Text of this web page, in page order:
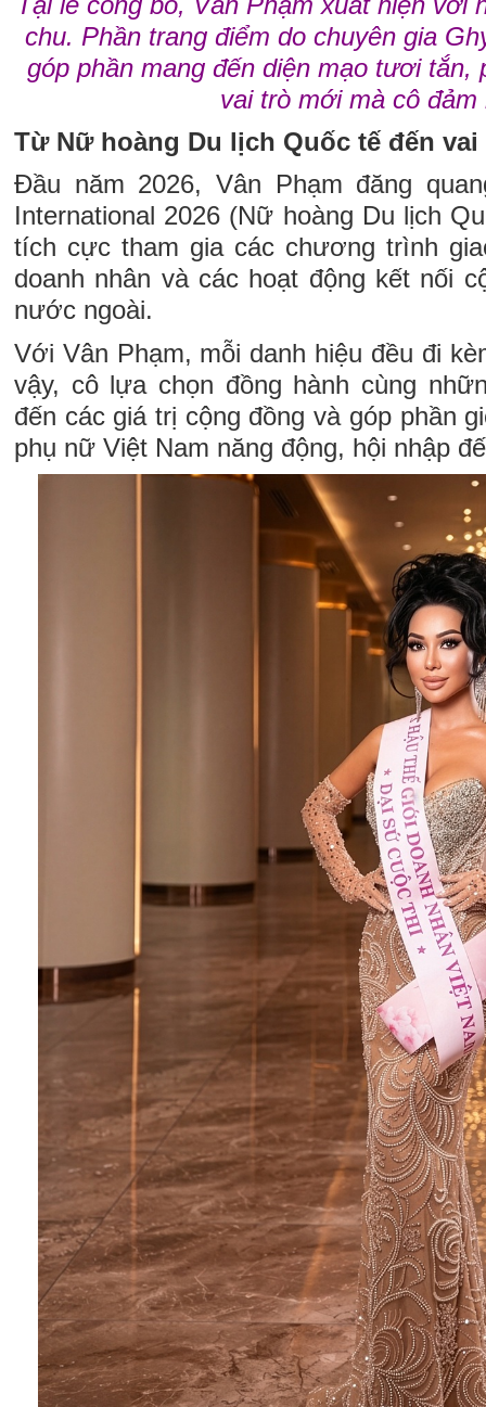
chu. Phần trang điểm do chuyên gia
góp phần mang đến diện mạo tươi
vai trò mới mà cô đảm
Từ Nữ hoàng Du lịch Quốc tế đến
Đầu năm 2026, Vân Phạm đăng
International 2026 (Nữ hoàng Du lịch
tích cực tham gia các chương trình
doanh nhân và các hoạt động kết nối
nước ngoài.
Với Vân Phạm, mỗi danh hiệu đều đi
vậy, cô lựa chọn đồng hành cùng
đến các giá trị cộng đồng và góp phần
phụ nữ Việt Nam năng động, hội nhập